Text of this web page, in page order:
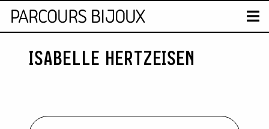
Skip to content
CARTEISABELLE HERTZEISEN